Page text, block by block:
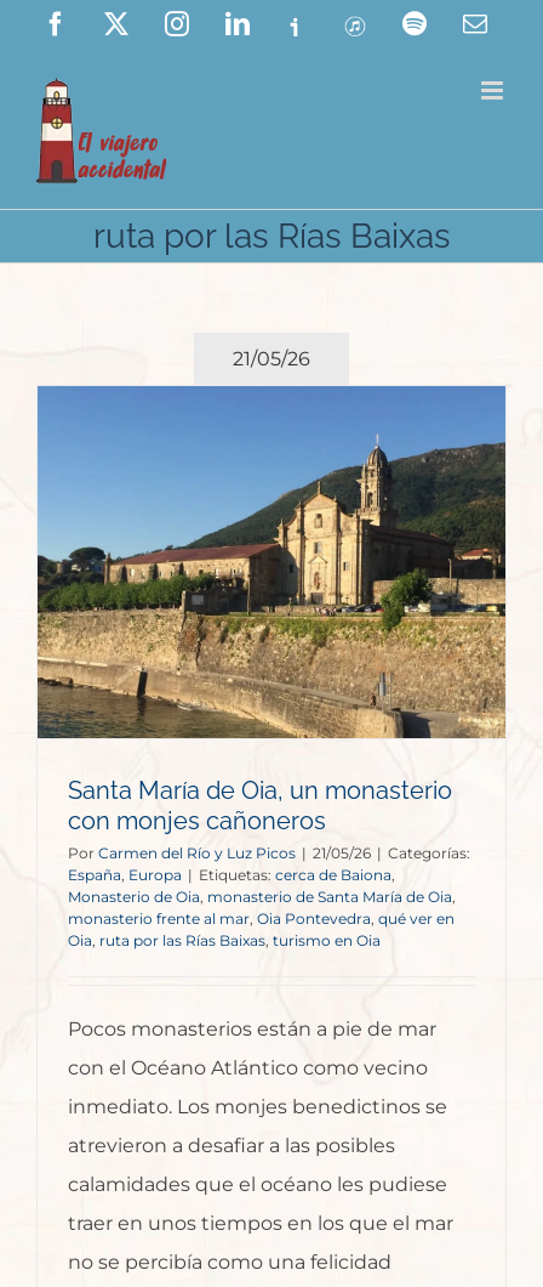
Saltar
contenido
Facebook InstagramLinkedIn
Ivoox ITunes Spotify
ruta por las Rías Baixas
21/05/26
Santa María de Oia, un monasterio
con monjes cañoneros
Por Carmen del Río y Luz Picos | 21/05/26 | Categorías:
España, Europa | Etiquetas: cerca de Baiona
Monasterio de Oia, monasterio de Santa María de Oia
monasterio frente al mar, Oia Pontevedra, qué ver en
Oia, ruta por las Rías Baixas, turismo en Oia
Pocos monasterios están a pie de mar
con el Océano Atlántico como vecino
inmediato. Los monjes benedictinos se
atrevieron a desafiar a las posibles
calamidades que el océano les pudiese
traer en unos tiempos en los que el mar
no se percibía como una felicidad